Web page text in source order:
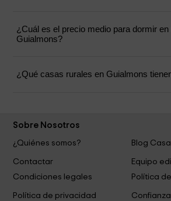
¿Cuál es el precio medio para dormir
Guialmons?
¿Qué casas rurales en Guialmons
Sobre Nosotros
¿Quiénes somos?
Blog
Contactar
Equipo
Condiciones legales
Política
Política de privacidad